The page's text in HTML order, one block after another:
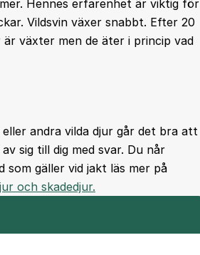
Hennes erfarenhet är viktig för
Vildsvin växer snabbt. Efter 20
är växter men de äter i princip vad
andra vilda djur går det bra att
sig till dig med svar. Du når
som gäller vid jakt läs mer på
och skadedjur.